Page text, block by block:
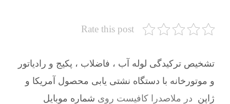
Rate this post
تشخیص ترکیدگی لوله آب ، فاضلاب ، پکیج و رادیاتور
و موتورخانه با دستگاه نشتی یابی محصول آمریکا و
ژاپن در ملاصدرا کافیست روی شماره موبایل